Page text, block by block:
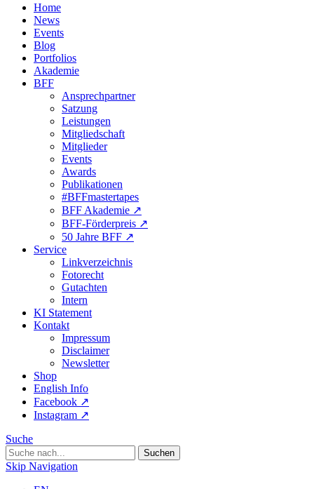
Home
News
Events
Blog
Portfolios
Akademie
BFF
Ansprechpartner
Satzung
Leistungen
Mitgliedschaft
Mitglieder
Events
Awards
Publikationen
#BFFmastertapes
BFF Akademie ↗︎
BFF-Förderpreis ↗︎
50 Jahre BFF ↗︎
Service
Linkverzeichnis
Fotorecht
Gutachten
Intern
KI Statement
Kontakt
Impressum
Disclaimer
Newsletter
Shop
English Info
Facebook ↗︎
Instagram ↗︎
Suche
Skip Navigation